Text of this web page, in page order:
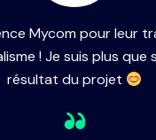
Mycom pour leur
! Je suis plus que
résultat du projet